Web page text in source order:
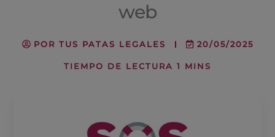
web
POR TUS PATAS LEGALES 20/05/2025